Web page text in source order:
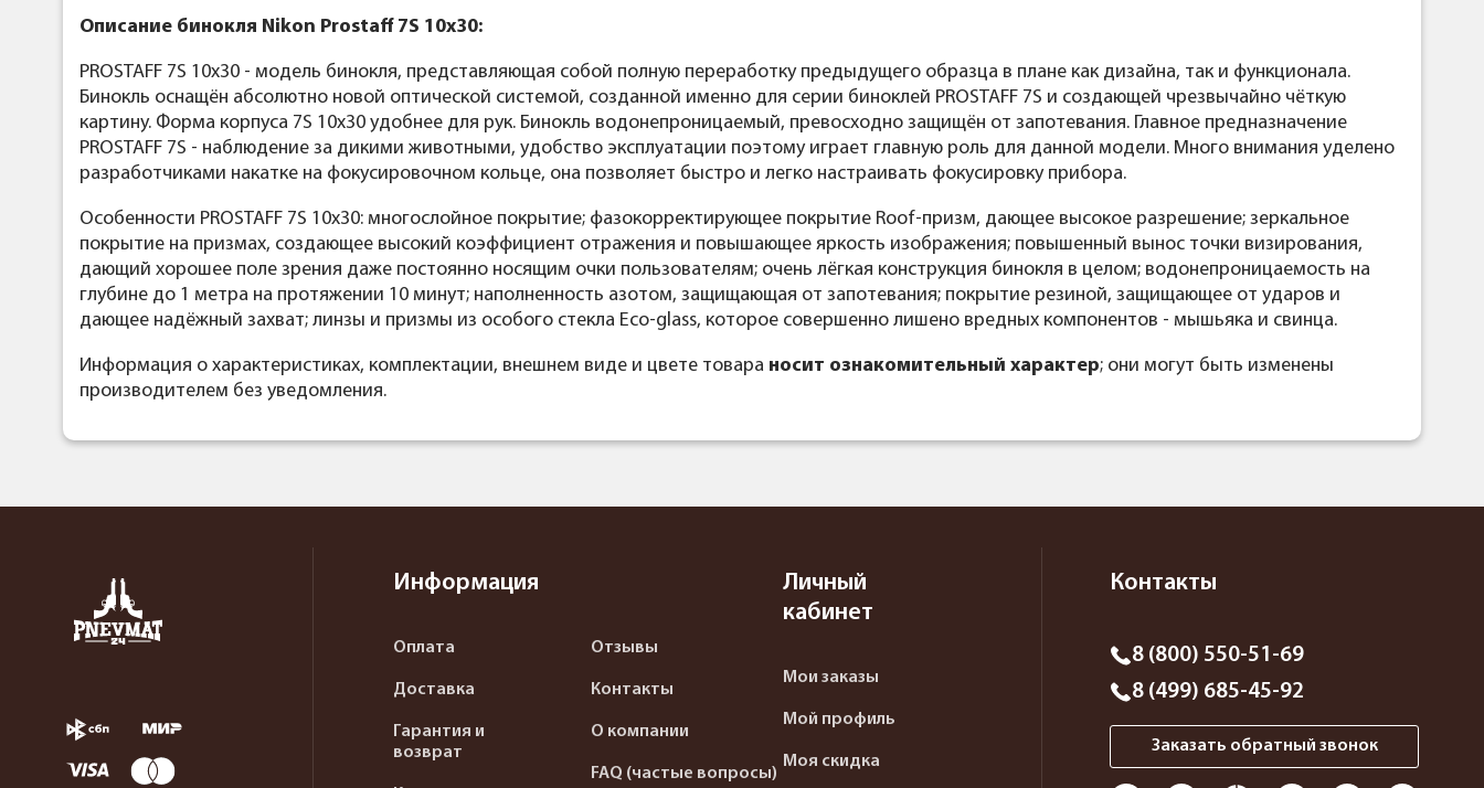
Описание бинокля Nikon Prostaff 7S 10x30:
PROSTAFF 7S 10x30 - модель бинокля, представляющая собой полную переработку предыдущего образца в плане как дизайна, так и функционала.
Бинокль оснащён абсолютно новой оптической системой, созданной именно для серии биноклей PROSTAFF 7S и создающей чрезвычайно чёткую
картину. Форма корпуса 7S 10x30 удобнее для рук. Бинокль водонепроницаемый, превосходно защищён от запотевания. Главное предназначение
PROSTAFF 7S - наблюдение за дикими животными, удобство эксплуатации поэтому играет главную роль для данной модели. Много внимания уделено
разработчиками накатке на фокусировочном кольце, она позволяет быстро и легко настраивать фокусировку прибора.
Особенности PROSTAFF 7S 10x30: многослойное покрытие; фазокорректирующее покрытие Roof-призм, дающее высокое разрешение; зеркальное
покрытие на призмах, создающее высокий коэффициент отражения и повышающее яркость изображения; повышенный вынос точки визирования,
дающий хорошее поле зрения даже постоянно носящим очки пользователям; очень лёгкая конструкция бинокля в целом; водонепроницаемость на
глубине до 1 метра на протяжении 10 минут; наполненность азотом, защищающая от запотевания; покрытие резиной, защищающее от ударов и
дающее надёжный захват; линзы и призмы из особого стекла Eco-glass, которое совершенно лишено вредных компонентов - мышьяка и свинца.
Информация о характеристиках, комплектации, внешнем виде и цвете товара носит ознакомительный характер; они могут быть изменены
производителем без уведомления.
Информация
Оплата
Доставка
Гарантия и
возврат
Отзывы
Контакты
О компании
FAQ (частые вопросы)
Личный
кабинет
Мои заказы
Мой профиль
Моя скидка
Контакты
8 (800) 550-51-69
8 (499) 685-45-92
Заказать обратный звонок